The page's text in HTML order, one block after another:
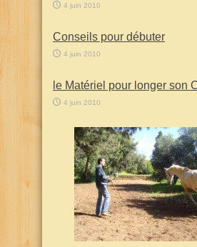
4 juin 2010
Conseils pour débuter
4 juin 2010
le Matériel pour longer son
4 juin 2010